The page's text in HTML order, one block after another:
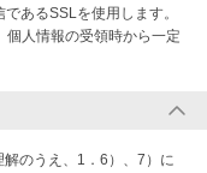
あるSSLを使用します。
人情報の受領時から一定
のうえ、1．6）、7）に